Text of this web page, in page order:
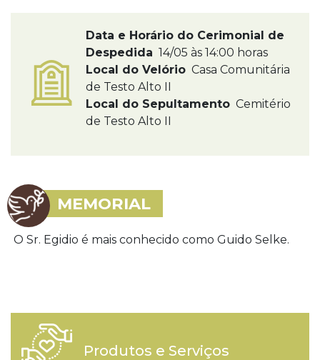
Data e Horário do Cerimonial de
Despedida 14/05 às 14:00 horas
Local do Velório Casa Comunitária
de Testo Alto II
Local do Sepultamento Cemitério
de Testo Alto II
MEMORIAL
O Sr. Egidio é mais conhecido como Guido Selke.
Produtos e Serviços